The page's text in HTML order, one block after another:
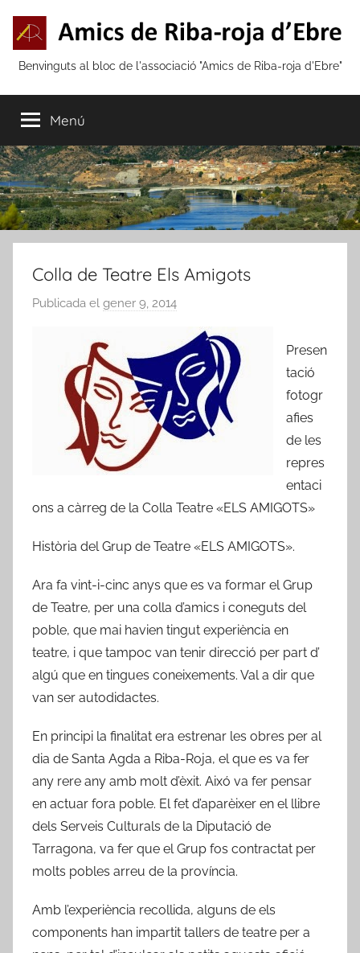
contingut
Amics
de
Riba-
roja
d'Ebre
Benvinguts al bloc de l'associació "Amics de Riba-roja d'Ebre"
Menú
Colla de Teatre Els Amigots
Publicada el gener 9, 2014
r
A
m
i
c
R
b
r
o
a
E
b
r
e
Presen
tació
fotogr
afies
de les
repres
entaci
ons a càrreg de la Colla Teatre «ELS AMIGOTS»
Història del Grup de Teatre «ELS AMIGOTS».
Ara fa vint-i-cinc anys que es va formar el Grup
de Teatre, per una colla d’amics i coneguts del
poble, que mai havien tingut experiència en
teatre, i que tampoc van tenir direcció per part d’
algú que en tingues coneixements. Val a dir que
van ser autodidactes.
En principi la finalitat era estrenar les obres per al
dia de Santa Agda a Riba-Roja, el que es va fer
any rere any amb molt d’èxit. Aixó va fer pensar
en actuar fora poble. El fet d’aparèixer en el llibre
dels Serveis Culturals de la Diputació de
Tarragona, va fer que el Grup fos contractat per
molts pobles arreu de la província.
Amb l’experiència recollida, alguns de els
components han impartit tallers de teatre per a